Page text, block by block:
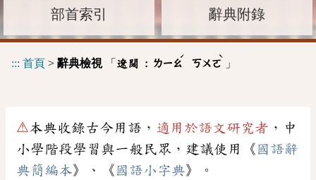
部首索引 辭典附錄
::: 首頁 > 辭典檢視「 遼闊 : ㄌㄧㄠ
ˊ
ㄎㄨㄛ
ˋ
」
⚠本典收錄古今用語， 適用於語文研究者 ，中
小學階段學習與一般民眾，建議使用《 國語辭
典簡編本》、《 國語小字典》。